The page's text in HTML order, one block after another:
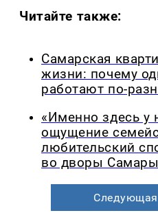
Читайте также:
Самарская
жизни: почему
работают по-
«Именно здесь у
ощущение
любительский
во дворы Самары
Следующая